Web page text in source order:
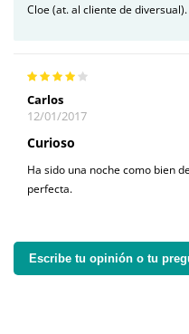
Cloe (at. al cliente de diversual).
Carlos
12/01/2017
Curioso
Ha sido una noche como bien
perfecta.
Escribe tu opinión o tu